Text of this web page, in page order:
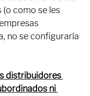
relación entre los
como se les
no se configuraría
s distribuidores